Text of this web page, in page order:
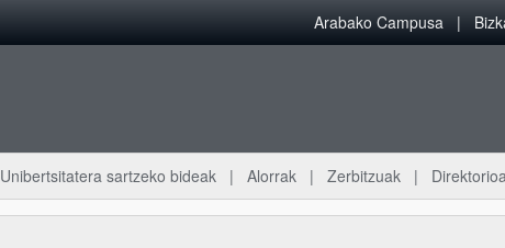
Arabako Campusa
Unibertsitatera sartzeko bideak Alorrak Zerbitzuak